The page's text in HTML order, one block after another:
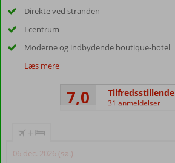
Direkte ved stranden
I centrum
Moderne og indbydende boutique-hotel
Læs mere
7,0 Tilfredsstillende
31 anmeldelser
+
06 dec. 2026 (sø.)